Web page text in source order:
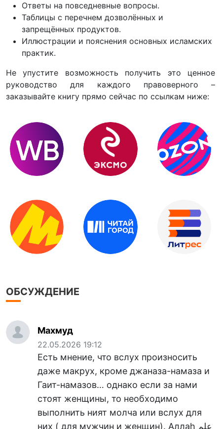
Ответы на повседневные вопросы.
Таблицы с перечнем дозволённых и
запрещённых продуктов.
Иллюстрации и пояснения основных исламских
практик.
Не упустите возможность получить это ценное
руководство для каждого правоверного –
заказывайте книгу прямо сейчас по ссылкам ниже:
ОБСУЖДЕНИЕ
Махмуд
22.05.2026 19:12
Есть мнение, что вслух произносить
даже макрух, кроме джаназа-намаза и
Гаит-намазов… однако если за нами
стоят женщины, то необходимо
выполнить ният молча или вслух для
них ( для мужчин и женщин). Аллаh علم